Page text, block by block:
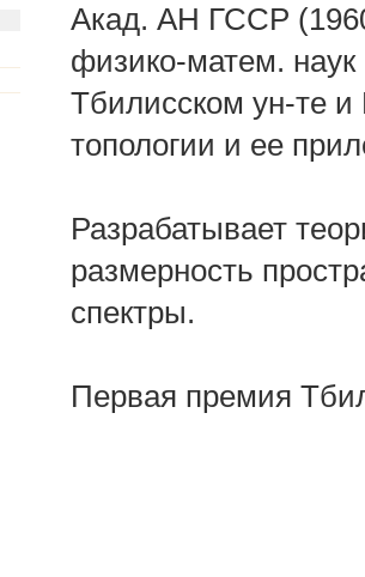
Акад. АН ГССР
физико-матем.
Тбилисском ун-те
топологии и ее
Разрабатывает
размерность
спектры.
Первая премия